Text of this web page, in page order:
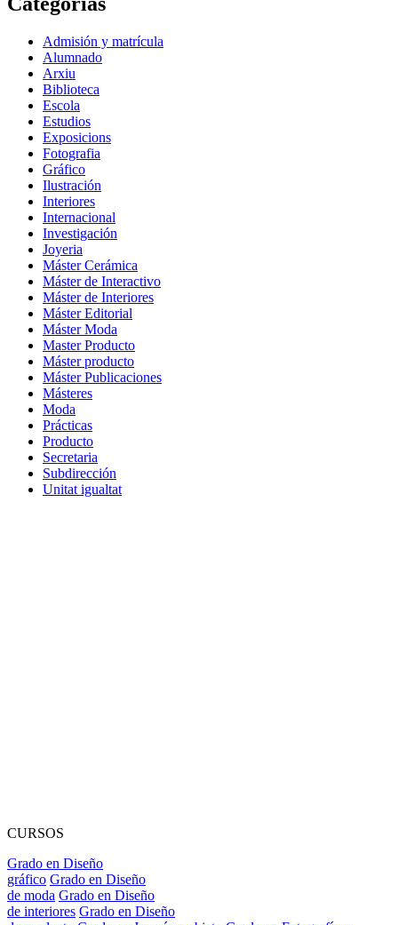
Admisión y matrícula
Alumnado
Arxiu
Biblioteca
Escola
Estudios
Exposicions
Fotografia
Gráfico
Ilustración
Interiores
Internacional
Investigación
Joyeria
Máster Cerámica
Máster de Interactivo
Máster de Interiores
Máster Editorial
Máster Moda
Master Producto
Máster producto
Máster Publicaciones
Másteres
Moda
Prácticas
Producto
Secretaria
Subdirección
Unitat igualtat
CURSOS
Grado en Diseño
gráfico Grado en Diseño
de moda Grado en Diseño
de interiores Grado en Diseño